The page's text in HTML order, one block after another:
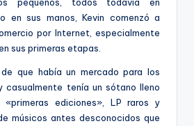
pequeños, todos todavía en
en sus manos, Kevin comenzó a
por Internet, especialmente
sus primeras etapas.
que había un mercado para los
casualmente tenía un sótano lleno
ediciones», LP raros y
músicos antes desconocidos que